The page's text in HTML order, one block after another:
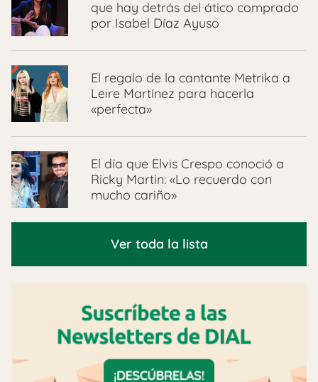
que hay detrás del ático comprado
por Isabel Díaz Ayuso
El regalo de la cantante Metrika a
Leire Martínez para hacerla
«perfecta»
El día que Elvis Crespo conoció a
Ricky Martin: «Lo recuerdo con
mucho cariño»
Ver toda la lista